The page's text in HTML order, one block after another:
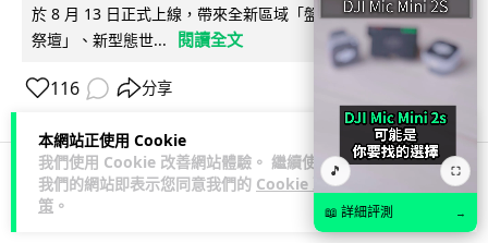
本網站正使用 Cookie
我們使用 Cookie 改善網站體驗。 繼續使用
我們的網站即表示您同意我們的 Cookie 政
策 。
於 8 月 13 日正式上線，帶來全新區域「盤蛇島」、地城「毒牙
祭壇」、新型態世...
閱讀全文
116 分享
科技娛樂
🎵 ⛶
📖 詳細評測 →